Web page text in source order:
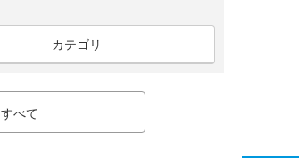
カテゴリ
すべて